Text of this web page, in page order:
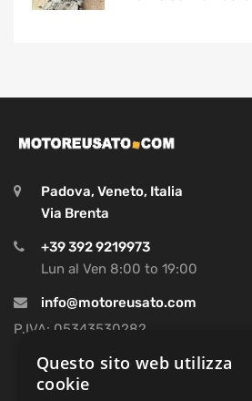
Padova, Veneto, Italia
Via Brenta
+39 392 9219973
Lun al Ven 8:00 to 19:00
info@motoreusato.com
P.IVA: 05343530282
Questo sito web utilizza
cookie